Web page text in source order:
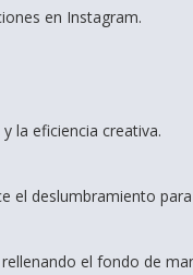
en Instagram.
la eficiencia creativa.
el deslumbramiento
el fondo de